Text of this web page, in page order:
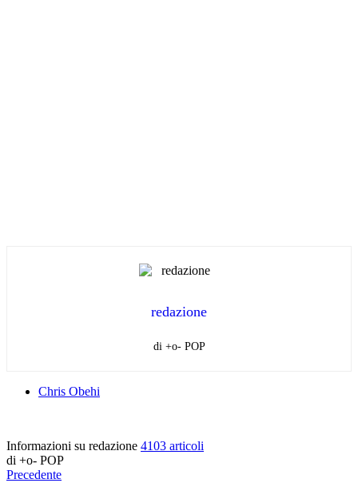
redazione
di +o- POP
Chris Obehi
Informazioni su redazione 4103 articoli
di +o- POP
Precedente